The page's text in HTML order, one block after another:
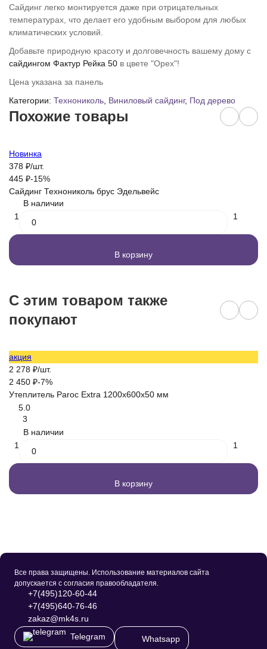
Сайдинг легко монтируется даже при отрицательных
температурах, что делает его удобным выбором для любых
климатических условий.
Добавьте природную красоту и долговечность вашему дому с
сайдингом Фактур Рейка 50 в цвете "Орех"!
Цена указана за панель
Категории: Технониколь Виниловый сайдинг, Под дерево
Похожие товары
Новинка
378 ₽/шт.
445 ₽-15%
Сайдинг Технониколь брус Эдельвейс
В наличии
1
1
В корзину
C этим товаром также
покупают
акция
2 278 ₽/шт.
2 450 ₽-7%
Утеплитель Paroc Extra 1200х600х50 мм
5.0
3
В наличии
1
1
В корзину
Все права защищены. Использование материалов сайта
допускается с согласия правообладателя.
+7(495)120-60-44
+7(495)640-76-46
zakaz@mk4s.ru
Telegram
Whatsapp